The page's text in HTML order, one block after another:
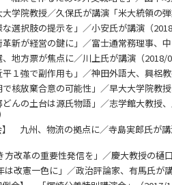
学院教授／久保氏が講演「米大統領の
選択肢の提示を」／小安氏が講演（
新が経営の鍵に」／富士通常務理事、
地方票が焦点に／川上氏が講演（2018/
１強で副作用も」／神田外語大、興梠
核放棄合意の可能性」／早大大学院教
んの土台は源氏物語」／志学館大教授
】 九州、物流の拠点に／寺島実郎氏が
方改革の重要性発信を」／慶大教授の樋
は改憲一色に」／政治評論家、有馬氏が